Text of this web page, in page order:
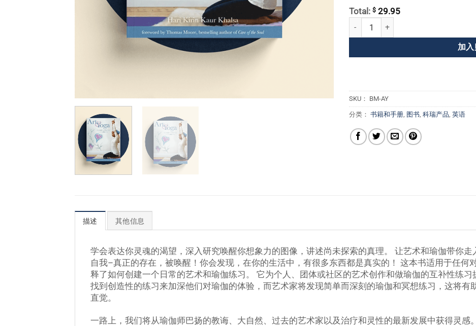
Total: $ 29.95
艺术与瑜伽 数量
加
SKU： BM-AY
分类： 书籍和手册 图书 科瑞产品 英语
描述 其他信息
学会表达你灵魂的渴望，深入研究唤醒你想象力的图像，讲述尚未探索的真理。 让艺术和瑜伽带你
自我–真正的存在，被唤醒！你会发现，在你的生活中，有很多东西都是真实的！ 这本书适用于任何
释了如何创建一个日常的艺术和瑜伽练习。 它为个人、团体或社区的艺术创作和做瑜伽的互补性练
找到创造性的练习来加深他们对瑜伽的体验，而艺术家将发现简单而深刻的瑜伽和冥想练习，这将有
直觉。
一路上，我们将从瑜伽师巴扬的教诲、大自然、过去的艺术家以及治疗和灵性的最新发展中获得灵感